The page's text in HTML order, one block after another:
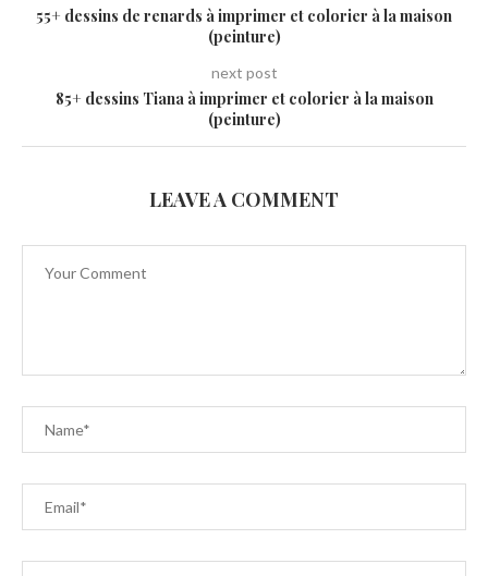
55+ dessins de renards à imprimer et colorier à la maison
(peinture)
next post
85+ dessins Tiana à imprimer et colorier à la maison
(peinture)
LEAVE A COMMENT